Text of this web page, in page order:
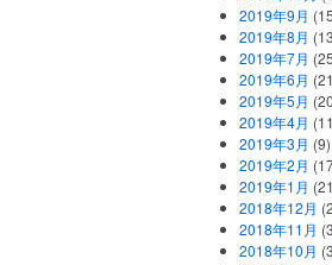
2019年9月
2019年8月
2019年7月
2019年6月
2019年5月
2019年4月
2019年3月 (9)
2019年2月
2019年1月
2018年12月
2018年11月
2018年10月